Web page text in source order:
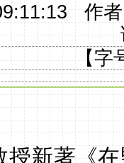
作
【字
授新著《